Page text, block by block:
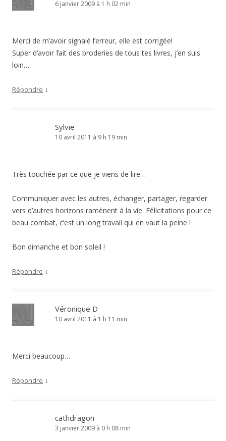
6 janvier 2009 à 1 h 02 min
Merci de m’avoir signalé l’erreur, elle est corrigée!
Super d’avoir fait des broderies de tous tes livres, j’en suis
loin…
Répondre ↓
Sylvie
10 avril 2011 à 9 h 19 min
Très touchée par ce que je viens de lire…
Communiquer avec les autres, échanger, partager, regarder
vers d’autres horizons ramènent à la vie. Félicitations pour ce
beau combat, c’est un long travail qui en vaut la peine !
Bon dimanche et bon soleil !
Répondre ↓
Véronique D
10 avril 2011 à 1 h 11 min
Merci beaucoup…
Répondre ↓
cathdragon
3 janvier 2009 à 0 h 08 min